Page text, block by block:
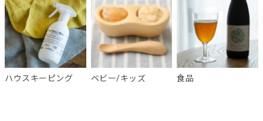
ハウスキーピング ベビー/キッズ 食品